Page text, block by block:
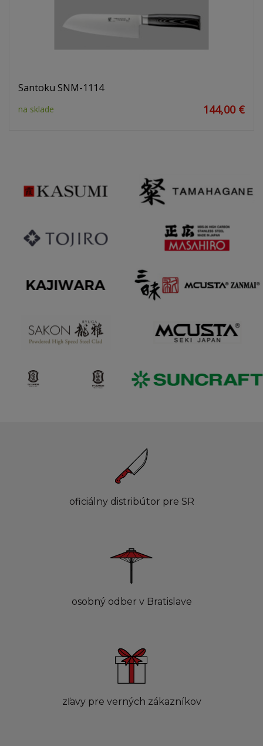
Santoku SNM-1114
na sklade 144,00 €
oficiálny distribútor pre SR
osobný odber v Bratislave
zľavy pre verných zákazníkov